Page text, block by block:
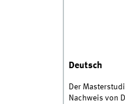
Deutsch
Der
Nachweis von